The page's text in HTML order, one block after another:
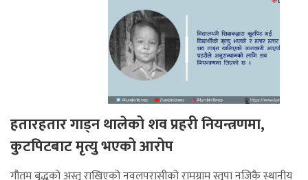
हतारहतार गाड्न थालेको शव प्रहरी नियन्त्रणमा,
कुटपिटबाट मृत्यु भएको आरोप